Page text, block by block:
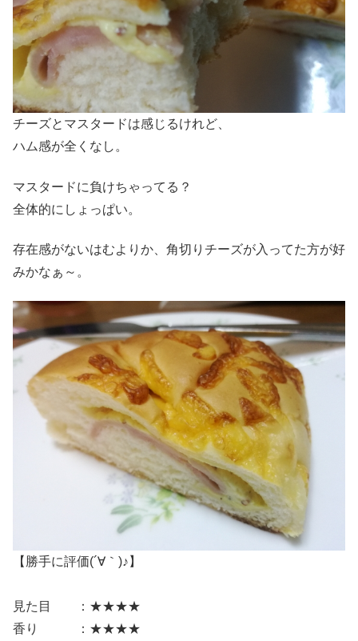
チーズとマスタードは感じるけれど、
ハム感が全くなし。
マスタードに負けちゃってる？
全体的にしょっぱい。
存在感がないはむよりか、角切りチーズが入ってた方が好
みかなぁ～。
【勝手に評価(´∀｀)♪】
見た目 ：★★★★
香り ：★★★★